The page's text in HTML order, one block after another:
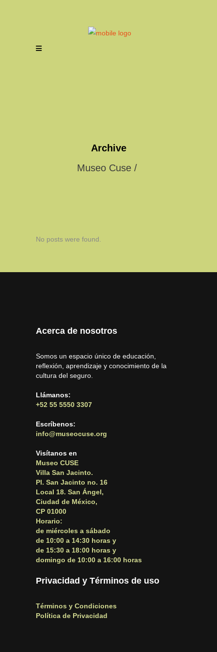
Archive
Museo Cuse /
No posts were found.
Acerca de nosotros
Somos un espacio único de educación,
reflexión, aprendizaje y conocimiento de la
cultura del seguro.
Llámanos:
+52 55 5550 3307
Escríbenos:
info@museocuse.org
Visítanos en
Museo CUSE
Villa San Jacinto.
Pl. San Jacinto no. 16
Local 18. San Ángel,
Ciudad de México,
CP 01000
Horario:
de miércoles a sábado
de 10:00 a 14:30 horas y
de 15:30 a 18:00 horas y
domingo de 10:00 a 16:00 horas
Privacidad y Términos de uso
Términos y Condiciones
Política de Privacidad